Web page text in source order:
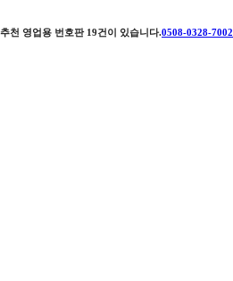
추천 영업용 번호판 19건이 있습니다.0508-0328-7002